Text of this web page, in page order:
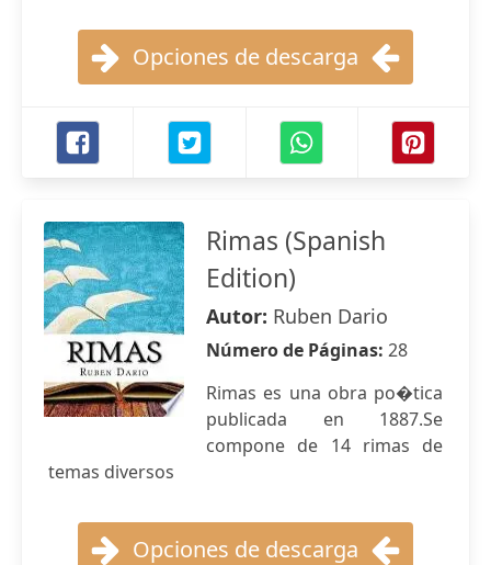
Opciones de descarga
Rimas (Spanish
Edition)
Autor: Ruben Dario
Número de Páginas: 28
Rimas es una obra po�tica
publicada en 1887.Se
compone de 14 rimas de
temas diversos
Opciones de descarga